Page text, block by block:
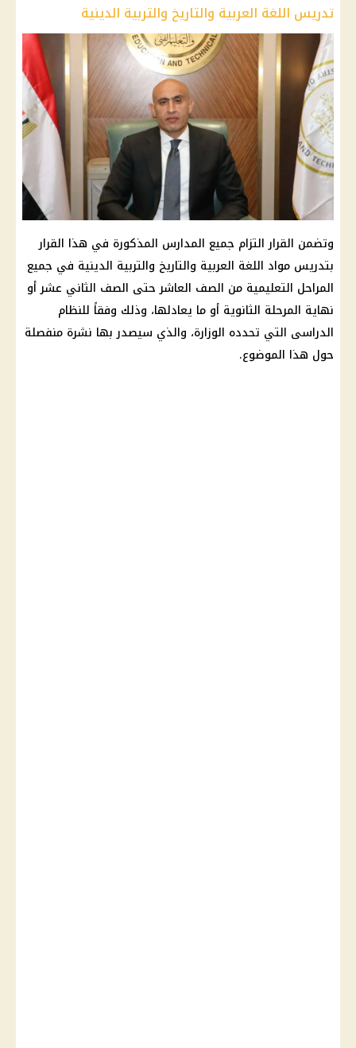
تدريس اللغة العربية والتاريخ والتربية الدينية
وتضمن القرار التزام جميع المدارس المذكورة في هذا القرار
بتدريس مواد اللغة العربية والتاريخ والتربية الدينية في جميع
المراحل التعليمية من الصف العاشر حتى الصف الثاني عشر أو
نهاية المرحلة الثانوية أو ما يعادلها، وذلك وفقاً للنظام
الدراسى التي تحدده الوزارة، والذي سيصدر بها نشرة منفصلة
حول هذا الموضوع.